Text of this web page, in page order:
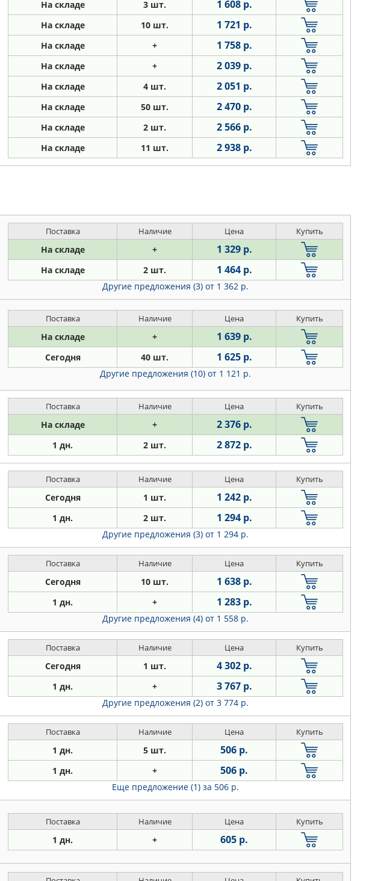
На складе 3 шт. 1 608 р.
На складе 10 шт. 1 721 р.
На складе + 1 758 р.
На складе + 2 039 р.
На складе 4 шт. 2 051 р.
На складе 50 шт. 2 470 р.
На складе 2 шт. 2 566 р.
На складе 11 шт. 2 938 р.
Поставка Наличие Цена Купить
На складе + 1 329 р.
На складе 2 шт. 1 464 р.
Другие предложения (3) от 1 362 р.
Поставка Наличие Цена Купить
На складе + 1 639 р.
Сегодня 40 шт. 1 625 р.
Другие предложения (10) от 1 121 р.
Поставка Наличие Цена Купить
На складе + 2 376 р.
1 дн. 2 шт. 2 872 р.
Поставка Наличие Цена Купить
Сегодня 1 шт. 1 242 р.
1 дн. 2 шт. 1 294 р.
Другие предложения (3) от 1 294 р.
Поставка Наличие Цена Купить
Сегодня 10 шт. 1 638 р.
1 дн. + 1 283 р.
Другие предложения (4) от 1 558 р.
Поставка Наличие Цена Купить
Сегодня 1 шт. 4 302 р.
1 дн. + 3 767 р.
Другие предложения (2) от 3 774 р.
Поставка Наличие Цена Купить
1 дн. 5 шт. 506 р.
1 дн. + 506 р.
Еще предложение (1) за 506 р.
Поставка Наличие Цена Купить
1 дн. + 605 р.